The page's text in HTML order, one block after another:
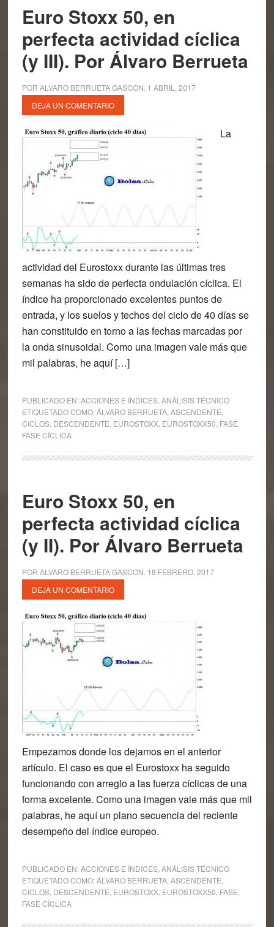
Euro Stoxx 50, en
perfecta actividad cíclica
(y III). Por Álvaro Berrueta
POR ALVARO BERRUETA GASCON 1 ABRIL, 2017
DEJA UN COMENTARIO
La
actividad del Eurostoxx durante las últimas tres
semanas ha sido de perfecta ondulación cíclica. El
índice ha proporcionado excelentes puntos de
entrada, y los suelos y techos del ciclo de 40 días se
han constituido en torno a las fechas marcadas por
la onda sinusoidal. Como una imagen vale más que
mil palabras, he aquí […]
PUBLICADO EN:ACCIONES E ÍNDICES, ANÁLISIS TÉCNICO
ETIQUETADO COMO:ÁLVARO BERRUETA, ASCENDENTE
CICLOS, DESCENDENTE EUROSTOXX, EUROSTOXX50 FASE
FASE CÍCLICA
Euro Stoxx 50, en
perfecta actividad cíclica
(y II). Por Álvaro Berrueta
POR ALVARO BERRUETA GASCON 18 FEBRERO, 2017
DEJA UN COMENTARIO
Empezamos donde los dejamos en el anterior
artículo. El caso es que el Eurostoxx ha seguido
funcionando con arreglo a las fuerza cíclicas de una
forma excelente. Como una imagen vale más que mil
palabras, he aquí un plano secuencia del reciente
desempeño del índice europeo.
PUBLICADO EN:ACCIONES E ÍNDICES, ANÁLISIS TÉCNICO
ETIQUETADO COMO:ÁLVARO BERRUETA, ASCENDENTE
CICLOS, DESCENDENTE EUROSTOXX, EUROSTOXX50 FASE
FASE CÍCLICA